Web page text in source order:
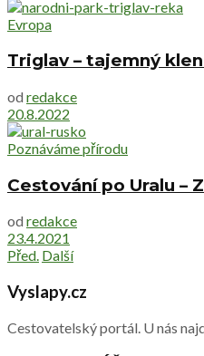
Evropa
Triglav – tajemný
od redakce
20.8.2022
Poznáváme přírodu
Cestování po Uralu –
od redakce
23.4.2021
Před. Další
Vyslapy.cz
Cestovatelský portál. U nás